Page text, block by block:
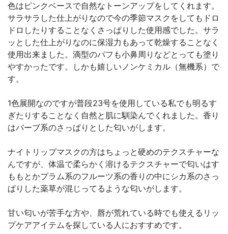
色はピンクベースで自然なトーンアップをしてくれます。
サラサラした仕上がりなので今の季節マスクをしてもドロ
ドロしたりすることなくさっぱりした使用感でした。サラ
ッとした仕上がりなのに保湿力もあって乾燥することなく
使用出来ました。滴型のパフも小鼻周りなどとっても塗り
やすかったです。しかも嬉しいノンケミカル（無機系）で
す。
1色展開なのですが普段23号を使用している私でも明るす
ぎたりすることなく自然と肌に馴染んでくれました。香り
はバーブ系のさっぱりとした匂いがします。
ナイトリップマスクの方はちょっと硬めのテクスチャーな
んですが、体温で柔らかく溶けるテクスチャーで匂いはす
ももとかプラム系のフルーツ系の香りの中にシカ系のさっ
ぱりした薬草が混じってるような匂いがします。
甘い匂いが苦手な方や、唇が荒れている時でも使えるリッ
プケアアイテムを探している人におすすめです。